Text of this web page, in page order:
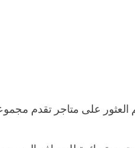
على متاجر تقدم